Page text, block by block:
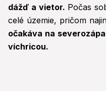
dážď a vietor. Počas
celé územie, pričom
očakáva na
víchricou.